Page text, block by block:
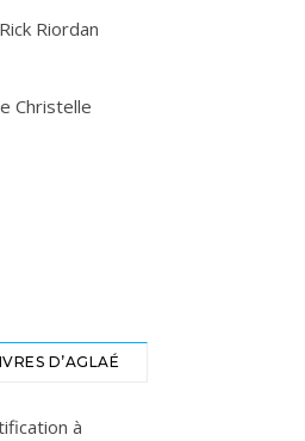
Riordan
Christelle
D’AGLAÉ
à